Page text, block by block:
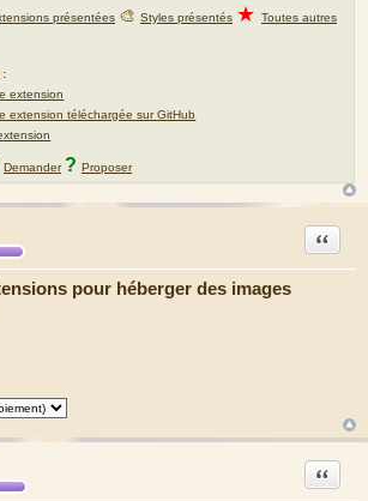
présentées 🎨 Styles présentés ★ Toutes autres
:
extension
extension téléchargée sur GitHub
Demander ? Proposer
pour héberger des images
Citation
Citation